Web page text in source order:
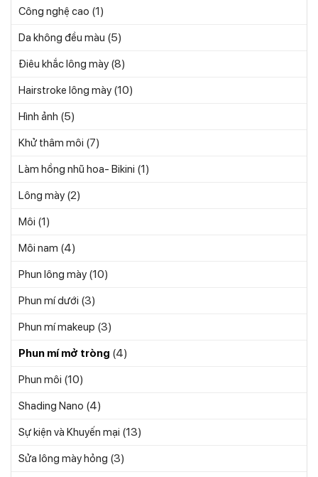
Công nghệ cao (1)
Da không đều màu (5)
Điêu khắc lông mày (8)
Hairstroke lông mày (10)
Hình ảnh (5)
Khử thâm môi (7)
Làm hồng nhũ hoa- Bikini (1)
Lông mày (2)
Môi (1)
Môi nam (4)
Phun lông mày (10)
Phun mí dưới (3)
Phun mí makeup (3)
Phun mí mở tròng (4)
Phun môi (10)
Shading Nano (4)
Sự kiện và Khuyến mại (13)
Sửa lông mày hỏng (3)